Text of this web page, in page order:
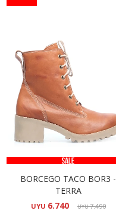
BORCEGO TACO BOR3 -
TERRA
UYU 6.740 UYU7.490